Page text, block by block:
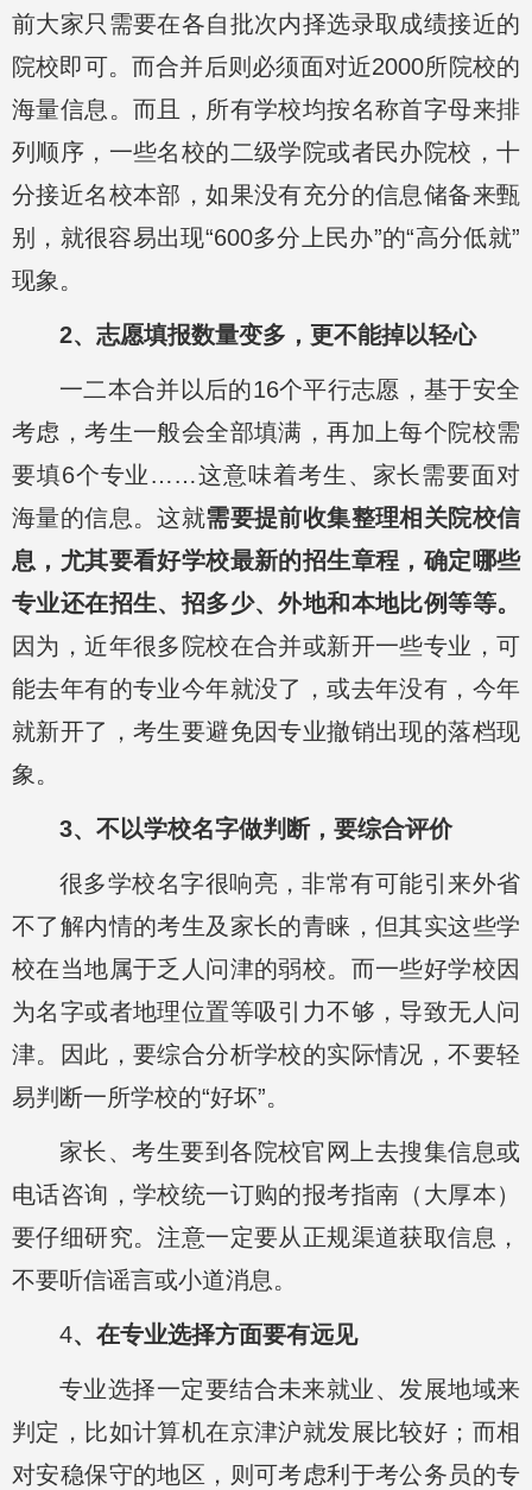
前大家只需要在各自批次内择选录取成绩接近的
院校即可。而合并后则必须面对近2000所院校的
海量信息。而且，所有学校均按名称首字母来排
列顺序，一些名校的二级学院或者民办院校，十
分接近名校本部，如果没有充分的信息储备来甄
别，就很容易出现“600多分上民办”的“高分低就”
现象。
2、志愿填报数量变多，更不能掉以轻心
一二本合并以后的16个平行志愿，基于安全
考虑，考生一般会全部填满，再加上每个院校需
要填6个专业……这意味着考生、家长需要面对
海量的信息。这就需要提前收集整理相关院校信
息，尤其要看好学校最新的招生章程，确定哪些
专业还在招生、招多少、外地和本地比例等等。
因为，近年很多院校在合并或新开一些专业，可
能去年有的专业今年就没了，或去年没有，今年
就新开了，考生要避免因专业撤销出现的落档现
象。
3、不以学校名字做判断，要综合评价
很多学校名字很响亮，非常有可能引来外省
不了解内情的考生及家长的青睐，但其实这些学
校在当地属于乏人问津的弱校。而一些好学校因
为名字或者地理位置等吸引力不够，导致无人问
津。因此，要综合分析学校的实际情况，不要轻
易判断一所学校的“好坏”。
家长、考生要到各院校官网上去搜集信息或
电话咨询，学校统一订购的报考指南（大厚本）
要仔细研究。注意一定要从正规渠道获取信息，
不要听信谣言或小道消息。
4、在专业选择方面要有远见
专业选择一定要结合未来就业、发展地域来
判定，比如计算机在京津沪就发展比较好；而相
对安稳保守的地区，则可考虑利于考公务员的专